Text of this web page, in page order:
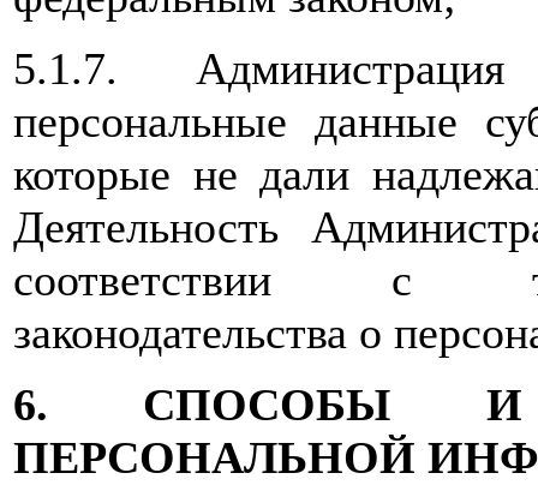
5.1.7.
персональные данные
которые не дали
Деятельность
соответствии с
законодательства о
6. СПОСОБЫ И
ПЕРСОНАЛЬНОЙ